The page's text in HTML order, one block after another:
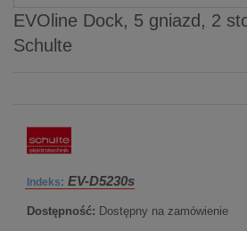
EVOline Dock, 5 gniazd, 2
Schulte
Indeks: EV-D5230s
Dostępność: Dostępny na zamówienie